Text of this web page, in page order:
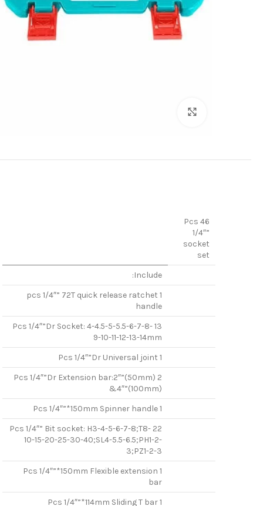
46 Pcs
1/4″”
socket
set
Include:
1 pcs 1/4″” 72T quick release ratchet
handle
13 Pcs 1/4″”Dr Socket: 4-4.5-5-5.5-6-7-8-
9-10-11-12-13-14mm
1 Pcs 1/4″”Dr Universal joint
2 Pcs 1/4″”Dr Extension bar:2″”(50mm)
&4″”(100mm)
1 Pcs 1/4″”*150mm Spinner handle
22 Pcs 1/4″” Bit socket: H3-4-5-6-7-8;T8-
10-15-20-25-30-40;SL4-5.5-6.5;PH1-2-
3;PZ1-2-3
1 Pcs 1/4″”*150mm Flexible extension
bar
1 Pcs 1/4″”*114mm Sliding T bar